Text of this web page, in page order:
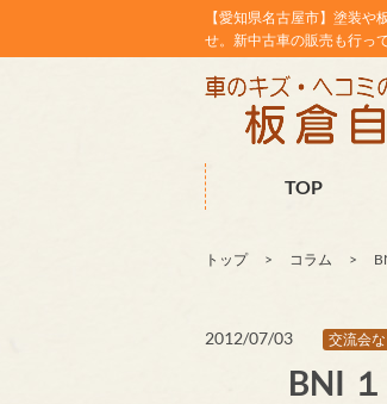
【愛知県名古屋市】塗装
せ。新中古車の販売も行っ
TOP
トップ コラム
2012/07/03 交流会
BNI